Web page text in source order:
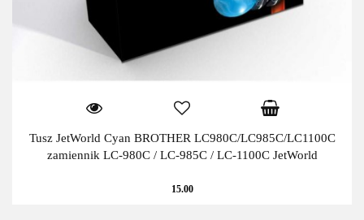
Tusz JetWorld Cyan BROTHER LC980C/LC985C/LC1100C
zamiennik LC-980C / LC-985C / LC-1100C JetWorld
15.00